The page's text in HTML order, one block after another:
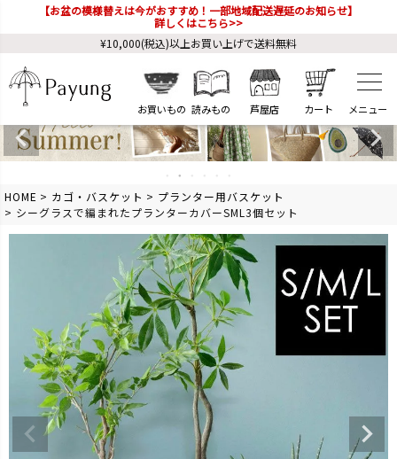
【お盆の模様替えは今がおすすめ！一部地域配送遅延のお知らせ】
詳しくはこちら>>
¥10,000(税込)以上お買い上げで送料無料
お買いもの 読みもの 芦屋店 カート
HOME カゴ・バスケット
プランター用バスケット
シーグラスで編まれたプランターカバーSML3個セット